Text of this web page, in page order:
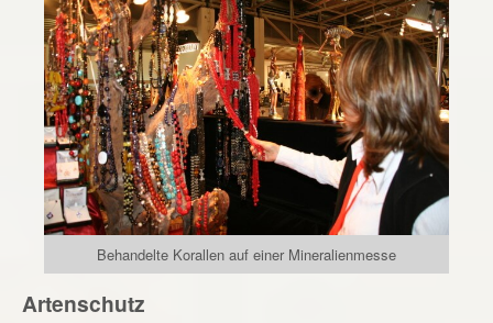
Behandelte Korallen auf einer Mineralienmesse
Artenschutz